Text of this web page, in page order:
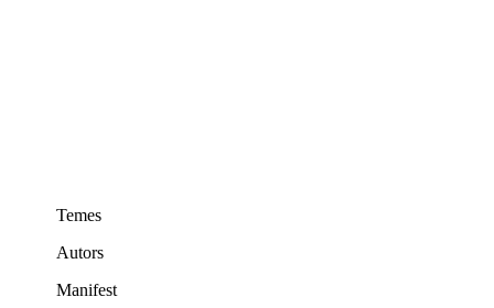
Temes
Autors
Manifest